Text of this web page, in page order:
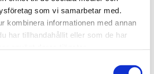
som vi samarbetar med.
kombinera informationen med annan
har tillhandahållit eller som de har